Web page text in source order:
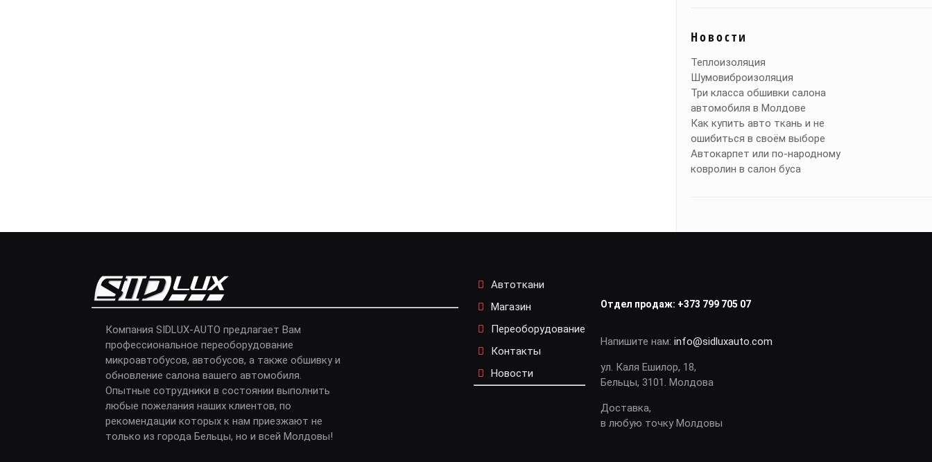
Новости
Теплоизоляция
Шумовиброизоляция
Три класса обшивки салона
автомобиля в Молдове
Как купить авто ткань и не
ошибиться в своём выборе
Автокарпет или по-народному
ковролин в салон буса
Компания SIDLUX-AUTO предлагает Вам
профессиональное переоборудование
микроавтобусов, автобусов, а также обшивку и
обновление салона вашего автомобиля.
Опытные сотрудники в состоянии выполнить
любые пожелания наших клиентов, по
рекомендации которых к нам приезжают не
только из города Бельцы, но и всей Молдовы!
Автоткани
Магазин
Переоборудование
Контакты
Новости
Отдел продаж: +373 799 705 07
Напишите нам:info@sidluxauto.com
ул. Каля Ешилор, 18,
Бельцы, 3101. Молдова
Доставка,
в любую точку Молдовы